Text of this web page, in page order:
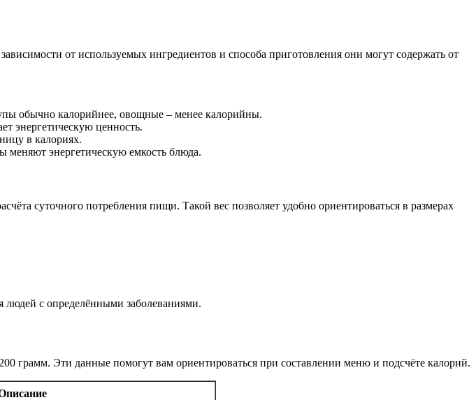
от используемых ингредиентов и способа приготовления они могут содержать от
обычно калорийнее, овощные – менее калорийны.
энергетическую ценность.
в калориях.
меняют энергетическую емкость блюда.
суточного потребления пищи. Такой вес позволяет удобно ориентироваться в размерах
людей с определёнными заболеваниями.
грамм. Эти данные помогут вам ориентироваться при составлении меню и подсчёте калорий.